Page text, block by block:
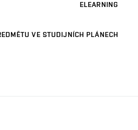
ELEARNING
VE STUDIJNÍCH PLÁNECH